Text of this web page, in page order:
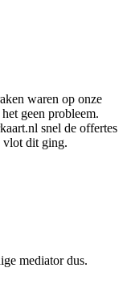
waren op onze
geen probleem.
snel de offertes
vlot dit ging.
mediator dus.